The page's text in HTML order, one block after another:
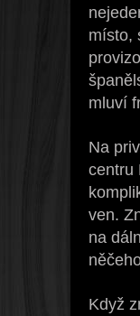
místo,
mluví
Na
centru
ven.
na
Když